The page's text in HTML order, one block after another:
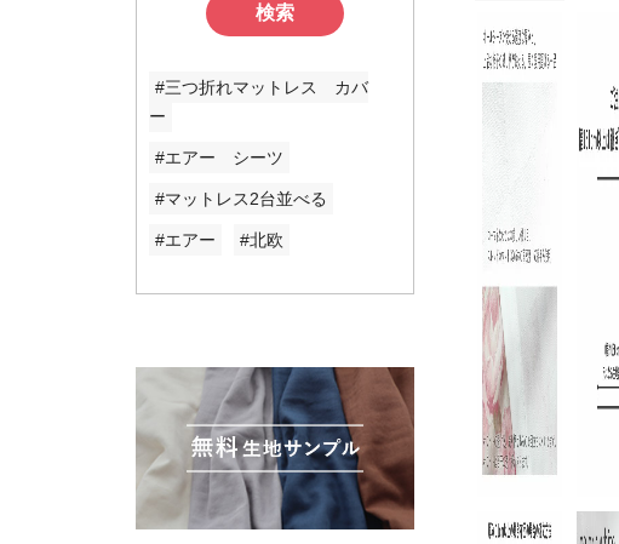
検索
#三つ折れマットレス カバ
ー
#エアー シーツ
#マットレス2台並べる
#エアー #北欧